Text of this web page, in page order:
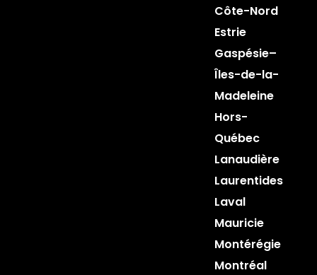
Côte-Nord
Estrie
Gaspésie–
Îles-de-la-
Madeleine
Hors-
Québec
Lanaudière
Laurentides
Laval
Mauricie
Montérégie
Montréal